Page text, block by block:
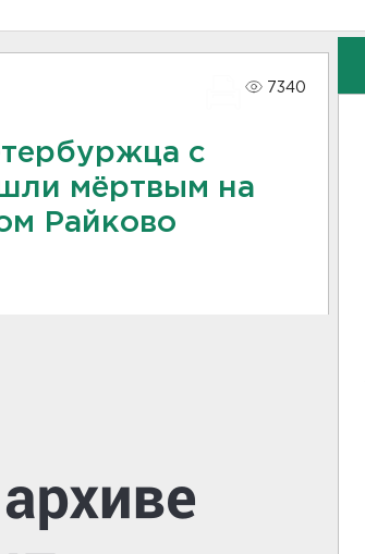
7340
с
мёртвым на
Райково